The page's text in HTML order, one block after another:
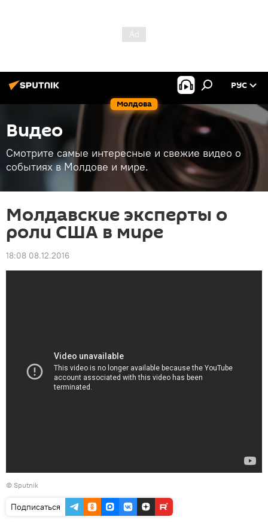
Молдова
РУС
Видео
Смотрите самые интересные и свежие видео о
событиях в Молдове и мире.
Молдавские эксперты о
роли США в мире
18:08 08.12.2016
© Sputnik
Подписаться